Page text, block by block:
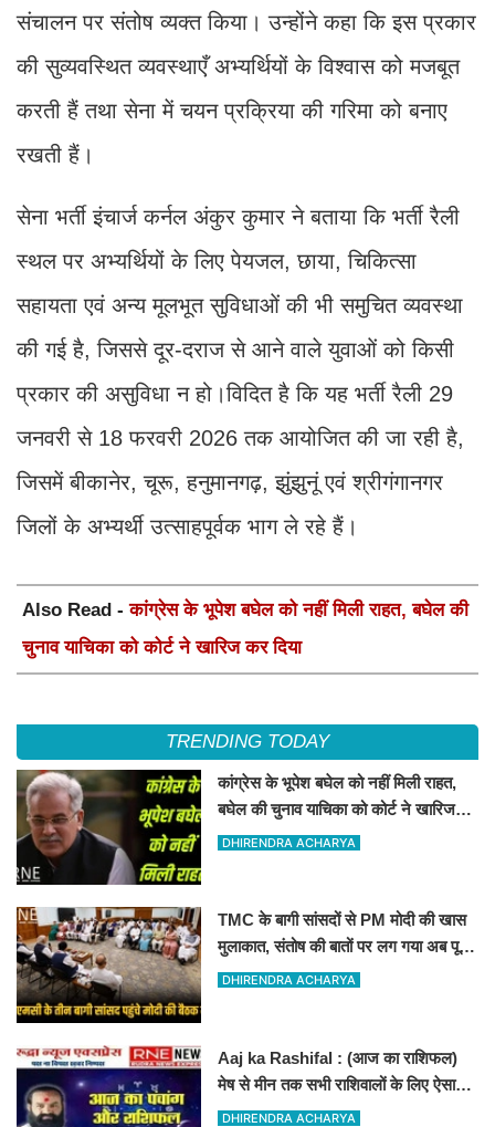
संचालन पर संतोष व्यक्त किया। उन्होंने कहा कि इस प्रकार
की सुव्यवस्थित व्यवस्थाएँ अभ्यर्थियों के विश्वास को मजबूत
करती हैं तथा सेना में चयन प्रक्रिया की गरिमा को बनाए
रखती हैं।
सेना भर्ती इंचार्ज कर्नल अंकुर कुमार ने बताया कि भर्ती रैली
स्थल पर अभ्यर्थियों के लिए पेयजल, छाया, चिकित्सा
सहायता एवं अन्य मूलभूत सुविधाओं की भी समुचित व्यवस्था
की गई है, जिससे दूर-दराज से आने वाले युवाओं को किसी
प्रकार की असुविधा न हो।विदित है कि यह भर्ती रैली 29
जनवरी से 18 फरवरी 2026 तक आयोजित की जा रही है,
जिसमें बीकानेर, चूरू, हनुमानगढ़, झुंझुनूं एवं श्रीगंगानगर
जिलों के अभ्यर्थी उत्साहपूर्वक भाग ले रहे हैं।
Also Read -कांग्रेस के भूपेश बघेल को नहीं मिली राहत, बघेल की
चुनाव याचिका को कोर्ट ने खारिज कर दिया
TRENDING TODAY
कांग्रेस के भूपेश बघेल को नहीं मिली राहत,
बघेल की चुनाव याचिका को कोर्ट ने खारिज
कर दिया
DHIRENDRA ACHARYA
TMC के बागी सांसदों से PM मोदी की खास
मुलाकात, संतोष की बातों पर लग गया अब पूरी
तरह विराम
DHIRENDRA ACHARYA
Aaj ka Rashifal : (आज का राशिफल)
मेष से मीन तक सभी राशिवालों के लिए ऐसा
रहेगा आज का दिन !
DHIRENDRA ACHARYA